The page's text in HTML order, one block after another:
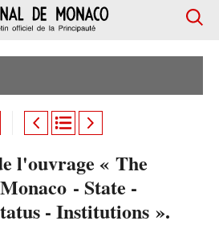
l'ouvrage « The
- State -
- Institutions ».